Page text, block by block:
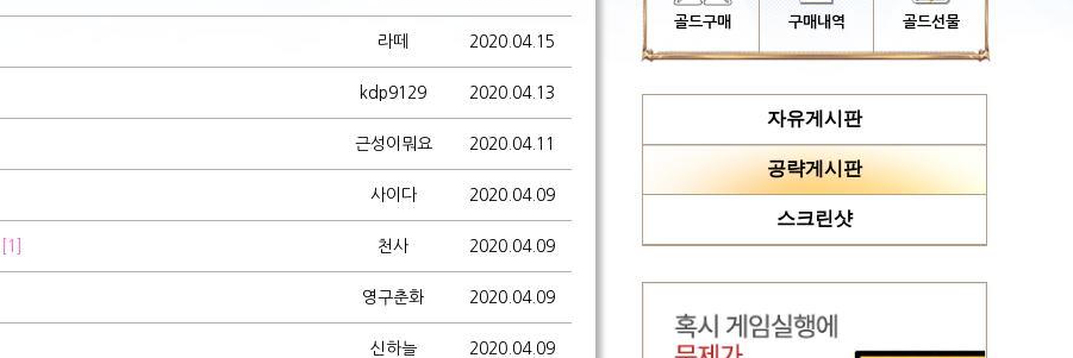
골드구매 구매내역 골드선물
라떼 2020.04.15
kdp9129 2020.04.13
근성이뭐요 2020.04.11
사이다 2020.04.09
[1] 천사 2020.04.09
영구춘화 2020.04.09
신하늘 2020.04.09
자유게시판
공략게시판
스크린샷